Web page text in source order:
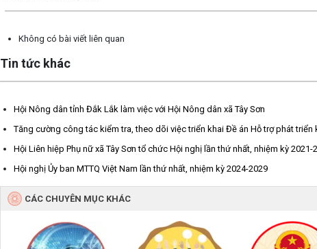
Không có bài viết liên quan
Tin tức khác
Hội Nông dân tỉnh Đắk Lắk làm việc với Hội Nông dân xã Tây Sơn
Tăng cường công tác kiểm tra, theo dõi việc triển khai Đề án Hỗ trợ phát
Hội Liên hiệp Phụ nữ xã Tây Sơn tổ chức Hội nghị lần thứ nhất, nhiệm kỳ 2021-
Hội nghị Ủy ban MTTQ Việt Nam lần thứ nhất, nhiệm kỳ 2024-2029
CÁC CHUYÊN MỤC KHÁC